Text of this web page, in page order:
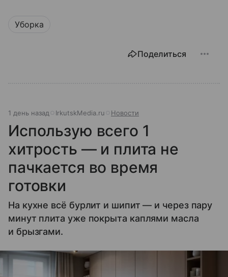
Уборка
Поделиться
1 день назад IrkutskMedia.ru Новости
Использую всего 1
хитрость — и плита не
пачкается во время
готовки
На кухне всё бурлит и шипит — и через пару
минут плита уже покрыта каплями масла
и брызгами.